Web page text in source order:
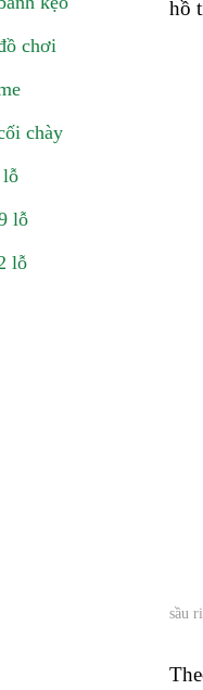
hồ
sầu
chơi
chày
lỗ
lỗ
lỗ